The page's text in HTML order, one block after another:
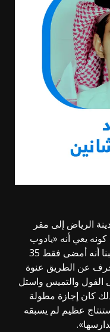
الرياض إلى مقر
يعي أنه «يادوب
يلحق» على بصمة الحضور. تفاجأ صاحبنا أنه أمضى فقط 35
عن الطريق عنوة
الفول والتميس واستل
كان إجازة مطولة
عظيم لم يسبقه